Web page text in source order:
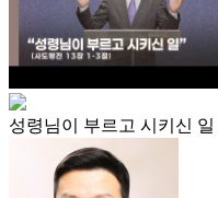
성령님이 부르고 시키신 일